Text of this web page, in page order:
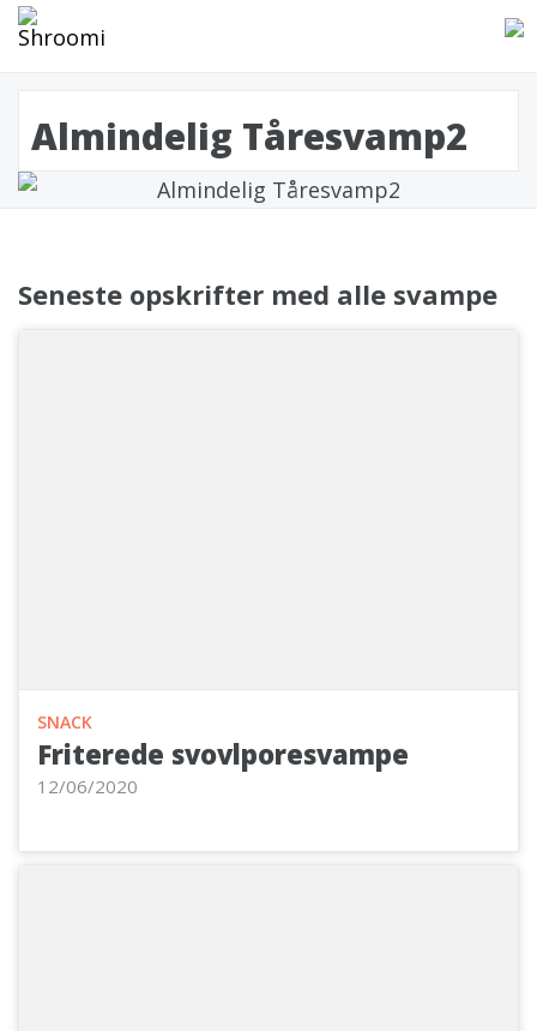
Almindelig Tåresvamp2
Seneste opskrifter med alle svampe
SNACK
Friterede svovlporesvampe
12/06/2020